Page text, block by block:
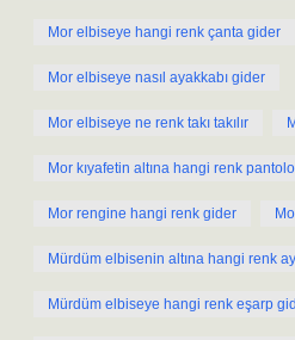
Mor elbiseye hangi renk çanta gider
Mor elbiseye nasıl ayakkabı gider
Mor elbiseye ne renk takı takılır
Mor kıyafetin altına hangi renk
Mor rengine hangi renk gider
Mürdüm elbisenin altına hangi renk
Mürdüm elbiseye hangi renk eşarp